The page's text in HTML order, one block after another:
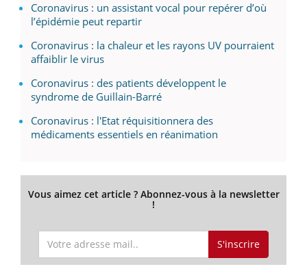
Coronavirus : un assistant vocal pour repérer d’où
l’épidémie peut repartir
Coronavirus : la chaleur et les rayons UV pourraient
affaiblir le virus
Coronavirus : des patients développent le
syndrome de Guillain-Barré
Coronavirus : l'Etat réquisitionnera des
médicaments essentiels en réanimation
Vous aimez cet article ? Abonnez-vous à la newsletter
!
S'inscrire